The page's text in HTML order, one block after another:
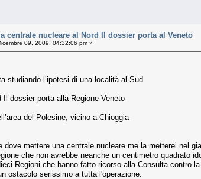
centrale nucleare al Nord Il dossier porta al Veneto
09, 2009, 04:32:06 pm »
studiando l’ipotesi di una località al Sud
dossier porta alla Regione Veneto
del Polesine, vicino a Chioggia
mette­re una centrale nucleare me la metterei nel
che non avrebbe neanche un centimetro quadrato
Re­gioni che hanno fatto ricorso alla Consulta contro
ostacolo serissimo a tutta l'operazione.